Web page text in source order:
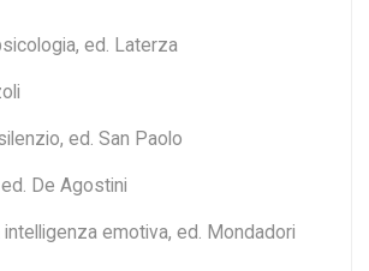
ed. Laterza
ed. San Paolo
De Agostini
emotiva, ed. Mondadori